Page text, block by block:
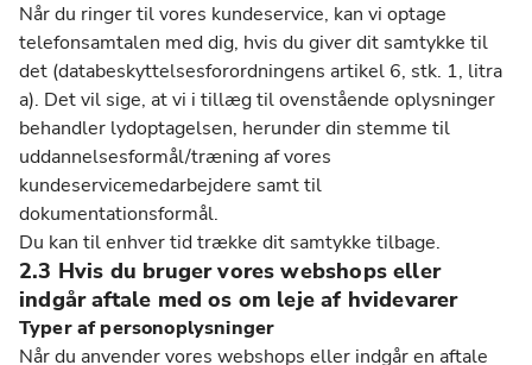
Når du ringer til vores kundeservice, kan vi optage
telefonsamtalen med dig, hvis du giver dit samtykke til
det (databeskyttelsesforordningens artikel 6, stk. 1, litra
a). Det vil sige, at vi i tillæg til ovenstående oplysninger
behandler lydoptagelsen, herunder din stemme til
uddannelsesformål/træning af vores
kundeservicemedarbejdere samt til
dokumentationsformål.
Du kan til enhver tid trække dit samtykke tilbage.
2.3 Hvis du bruger vores webshops eller
indgår aftale med os om leje af hvidevarer
Typer af personoplysninger
Når du anvender vores webshops eller indgår en aftale